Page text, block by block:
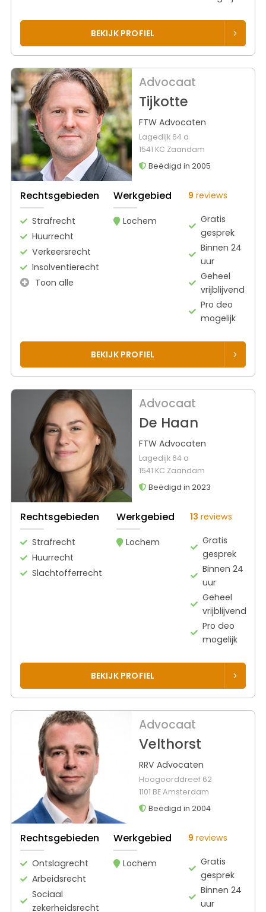
BEKIJK PROFIEL
Advocaat
Tijkotte
FTW Advocaten
Lagedijk 64 a
1541 KC Zaandam
Beëdigd in 2005
Rechtsgebieden
Strafrecht
Huurrecht
Verkeersrecht
Insolventierecht
Toon alle
Werkgebied
Lochem
9 reviews
Gratis
gesprek
Binnen 24
uur
Geheel
vrijblijvend
Pro deo
mogelijk
BEKIJK PROFIEL
Advocaat
De Haan
FTW Advocaten
Lagedijk 64 a
1541 KC Zaandam
Beëdigd in 2023
Rechtsgebieden
Strafrecht
Huurrecht
Slachtofferrecht
Werkgebied
Lochem
13 reviews
Gratis
gesprek
Binnen 24
uur
Geheel
vrijblijvend
Pro deo
mogelijk
BEKIJK PROFIEL
Advocaat
Velthorst
RRV Advocaten
Hoogoorddreef 62
1101 BE Amsterdam
Beëdigd in 2004
Rechtsgebieden
Ontslagrecht
Arbeidsrecht
Sociaal
zekerheidsrecht
Werkgebied
Lochem
9 reviews
Gratis
gesprek
Binnen 24
uur